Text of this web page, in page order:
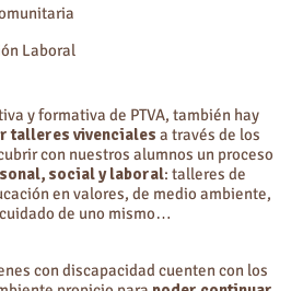
Laboral
y formativa de PTVA, también hay
talleres vivenciales a través de los
con nuestros alumnos un proceso
social y laboral: talleres de
en valores, de medio ambiente,
de uno mismo…
con discapacidad cuenten con los